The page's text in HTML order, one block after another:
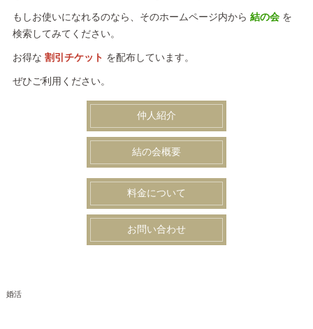
もしお使いになれるのなら、そのホームページ内から 結の会を
検索してみてください。
お得な 割引チケット を配布しています。
ぜひご利用ください。
仲人紹介
結の会概要
料金について
お問い合わせ
婚活